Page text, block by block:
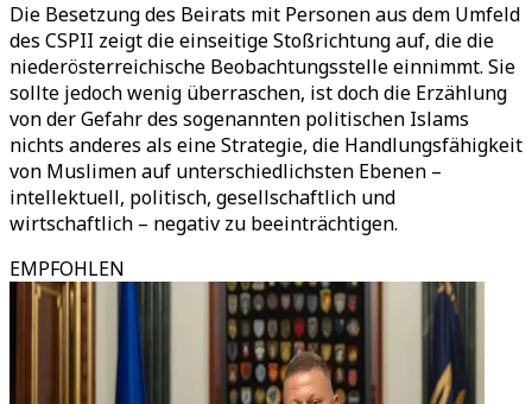
Die Besetzung des Beirats mit Personen aus dem Umfeld
des CSPII zeigt die einseitige Stoßrichtung auf, die die
niederösterreichische Beobachtungsstelle einnimmt. Sie
sollte jedoch wenig überraschen, ist doch die Erzählung
von der Gefahr des sogenannten politischen Islams
nichts anderes als eine Strategie, die Handlungsfähigkeit
von Muslimen auf unterschiedlichsten Ebenen –
intellektuell, politisch, gesellschaftlich und
wirtschaftlich – negativ zu beeinträchtigen.
EMPFOHLEN